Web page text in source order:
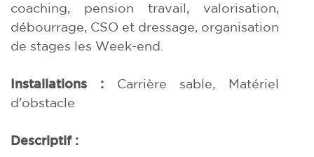
coaching, pension travail, valorisation,
débourrage, CSO et dressage, organisation
de stages les Week-end.
Installations : Carrière sable, Matériel
d'obstacle
Descriptif :